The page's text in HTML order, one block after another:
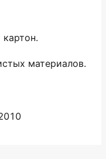
материалов.